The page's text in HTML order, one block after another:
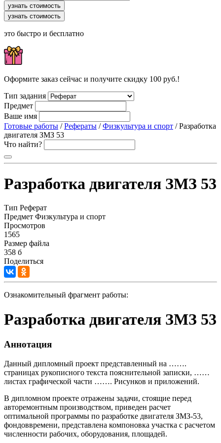
узнать стоимость
узнать стоимость
это быстро и бесплатно
Оформите заказ сейчас и получите скидку 100 руб.!
Тип задания
Предмет
Ваше имя
Готовые работы /Рефераты /Физкультура и спорт / Разработка
двигателя ЗМЗ 53
Что найти?
Разработка двигателя ЗМЗ 53
Тип Реферат
Предмет Физкультура и спорт
Просмотров
1565
Размер файла
358 б
Поделиться
Ознакомительный фрагмент работы:
Разработка двигателя ЗМЗ 53
Аннотация
Данный дипломный проект представленный на …….
страницах рукописного текста пояснительной записки, ……
листах графической части ……. Рисунков и приложений.
В дипломном проекте отражены задачи, стоящие перед
авторемонтным производством, приведен расчет
оптимальной программы по разработке двигателя ЗМЗ-53,
фондоввремени, представлена компоновка участка с расчетом
численности рабочих, оборудования, площадей.